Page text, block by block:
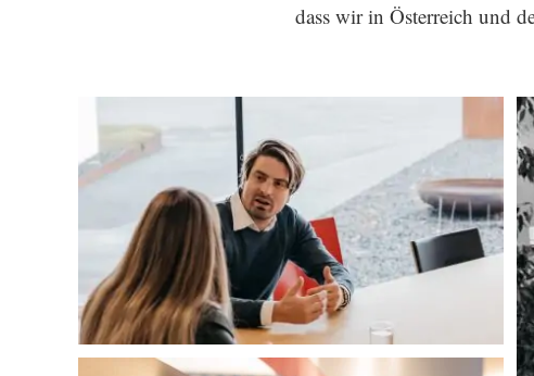
dass wir in Österreich und